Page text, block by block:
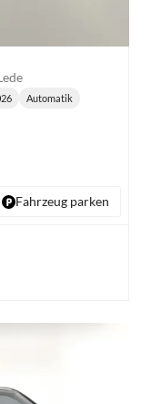
Automatik
Fahrzeug parken